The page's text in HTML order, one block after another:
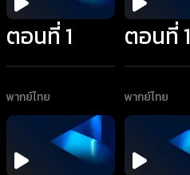
ตอนที่ 1
พากย์ไทย
ตอนที่ 1
พากย์ไทย